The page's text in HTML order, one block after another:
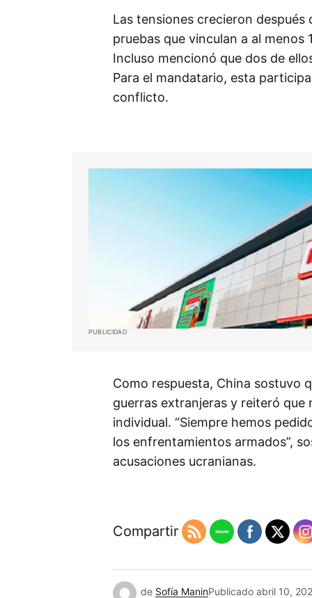
Las tensiones crecieron después
pruebas que vinculan a al
Incluso mencionó que dos de
Para el mandatario, esta
conflicto.
PUBLICIDAD
Como respuesta, China sostuvo
guerras extranjeras y reiteró
individual. “Siempre hemos
los enfrentamientos armados”,
acusaciones ucranianas.
Compartir
de Sofía ManinPublicado abril 10,